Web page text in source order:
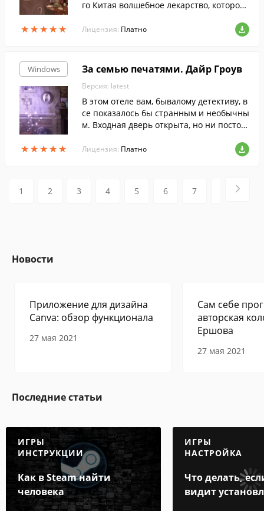
★★★★★
★★★★★
го Китая волшебное лекарство, которое
Лицензия: Платно
Windows
★★★★★
★★★★★
За семью печатями. Дайр Гроув
Версия: latest
В этом отеле вам, бывалому детективу, в
се показалось бы странным и необычны
м. Входная дверь открыта, но ни постоя
дно.
Лицензия: Платно
1 2 3 4 5 6 7
Новости
Приложение для дизайна
Canva: обзор функционала
27 мая 2021
Сам себе
авторская
Ершова
27 мая 2021
Последние статьи
ИГРЫ
ИНСТРУКЦИИ
Как в Steam найти
человека
ИГРЫ
НАСТРОЙКА
Что делать,
видит